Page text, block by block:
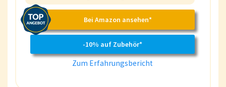
Bei Amazon ansehen*
-10% auf Zubehör*
Zum Erfahrungsbericht